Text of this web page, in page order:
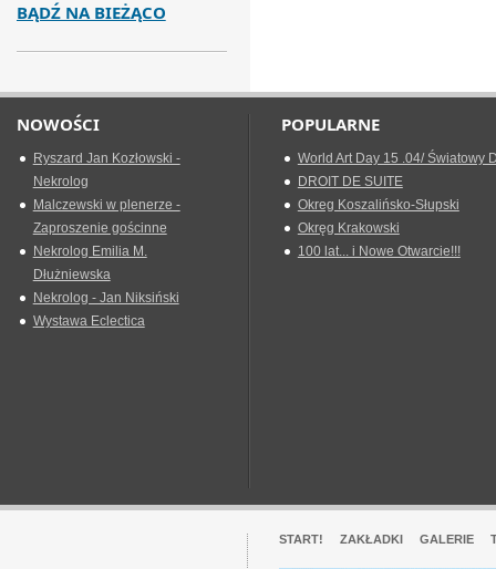
BĄDŹ NA BIEŻĄCO
NOWOŚCI
Ryszard Jan Kozłowski -
Nekrolog
Malczewski w plenerze -
Zaproszenie gościnne
Nekrolog Emilia M.
Dłużniewska
Nekrolog - Jan Niksiński
Wystawa Eclectica
POPULARNE
World Art Day 15 .04/ Światowy
DROIT DE SUITE
Okreg Koszalińsko-Słupski
Okręg Krakowski
100 lat... i Nowe Otwarcie!!!
START! ZAKŁADKI GALERIE